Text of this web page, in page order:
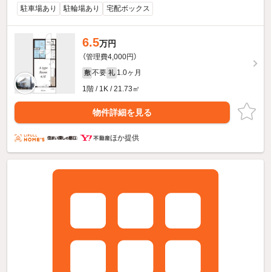
駐車場あり 駐輪場あり 宅配ボックス
6.5万円
（管理費4,000円）
敷 不要 礼 1.0ヶ月
1階 / 1K / 21.73㎡
物件詳細を見る
ほか提供